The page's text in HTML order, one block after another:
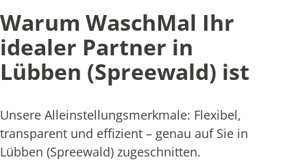
Warum WaschMal Ihr
idealer Partner in
Lübben (Spreewald) ist
Unsere Alleinstellungsmerkmale: Flexibel,
transparent und effizient – genau auf Sie in
Lübben (Spreewald) zugeschnitten.